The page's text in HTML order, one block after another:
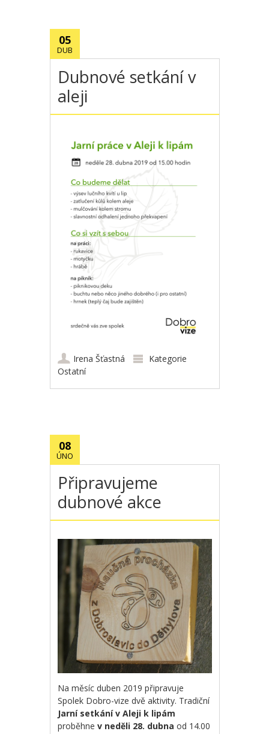
05
DUB
Dubnové setkání v
aleji
Irena Šťastná
Kategorie
Ostatní
08
ÚNO
Připravujeme
dubnové akce
Na měsíc duben 2019 připravuje
Spolek Dobro-vize dvě aktivity. Tradiční
Jarní setkání v Aleji k lipám
proběhnev neděli 28. dubna od 14.00